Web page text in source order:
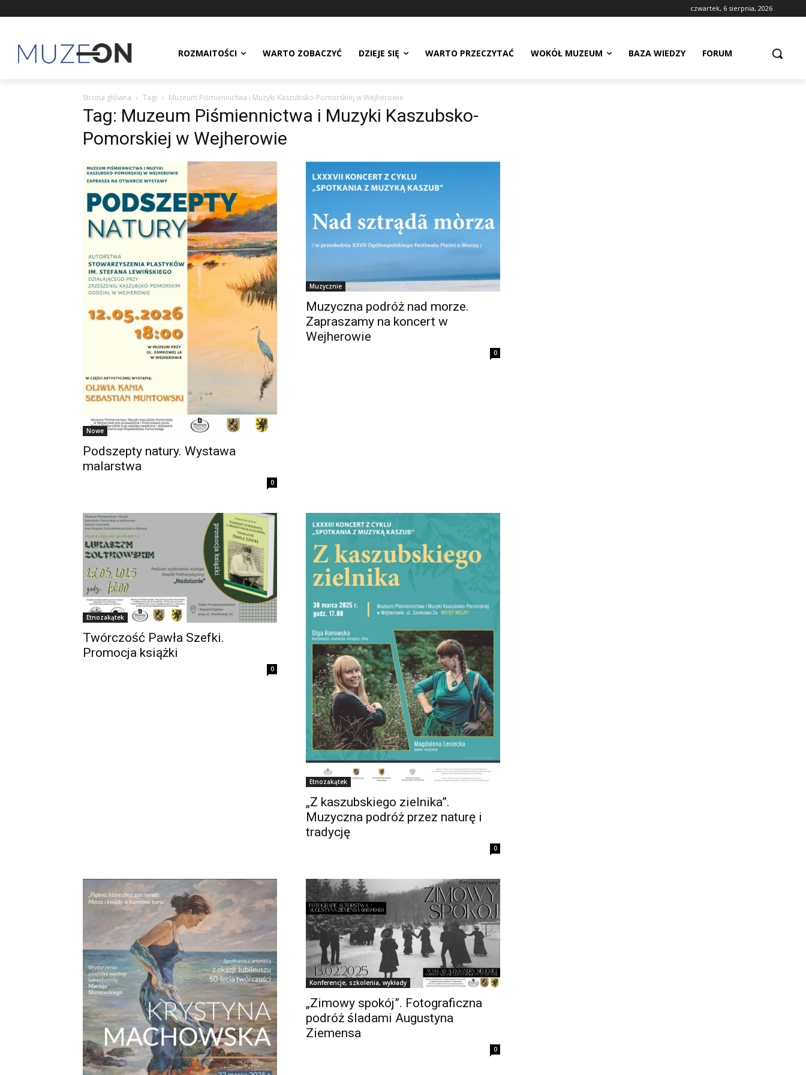
czwartek, 6 sierpnia, 2026
ROZMAITOŚCI WARTO ZOBACZYĆ DZIEJE SIĘ WARTO PRZECZYTAĆ WOKÓŁ MUZEUM BAZA WIEDZY FORUM
Strona główna Tagi Muzeum Piśmiennictwa i Muzyki Kaszubsko-Pomorskiej w Wejherowie
Tag: Muzeum Piśmiennictwa i Muzyki Kaszubsko-
Pomorskiej w Wejherowie
Nowe
Podszepty natury. Wystawa
malarstwa
0
Muzycznie
Muzyczna podróż nad morze.
Zapraszamy na koncert w
Wejherowie
0
Etnozakątek
Twórczość Pawła Szefki.
Promocja książki
0
Etnozakątek
„Z kaszubskiego zielnika”.
Muzyczna podróż przez naturę i
tradycję
0
Konferencje, szkolenia, wykłady
„Zimowy spokój”. Fotograficzna
podróż śladami Augustyna
Ziemensa
0